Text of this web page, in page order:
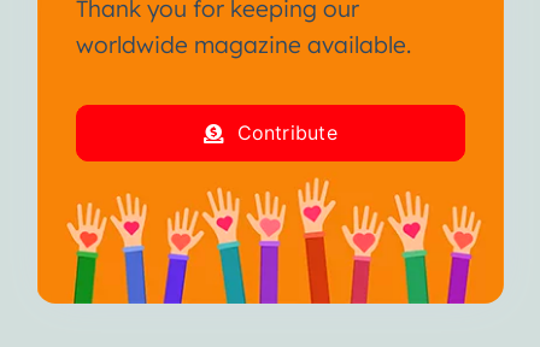
Thank you for keeping our
worldwide magazine available.
Contribute